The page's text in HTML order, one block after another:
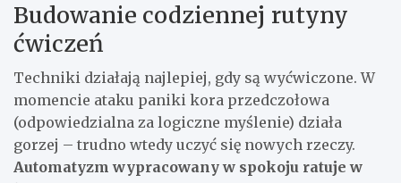
Budowanie codziennej rutyny
ćwiczeń
Techniki działają najlepiej, gdy są wyćwiczone. W
momencie ataku paniki kora przedczołowa
(odpowiedzialna za logiczne myślenie) działa
gorzej – trudno wtedy uczyć się nowych rzeczy.
Automatyzm wypracowany w spokoju ratuje w